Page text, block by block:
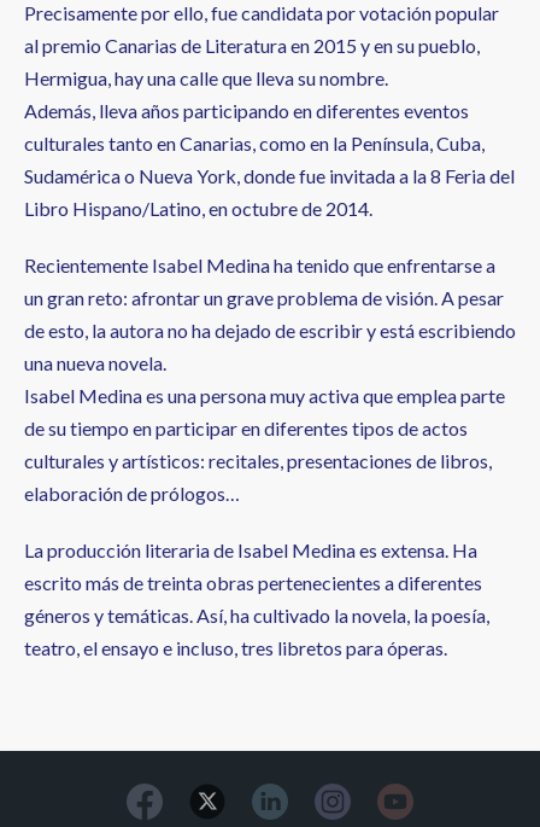
Precisamente por ello, fue candidata por votación popular
al premio Canarias de Literatura en 2015 y en su pueblo,
Hermigua, hay una calle que lleva su nombre.
Además, lleva años participando en diferentes eventos
culturales tanto en Canarias, como en la Península, Cuba,
Sudamérica o Nueva York, donde fue invitada a la 8 Feria del
Libro Hispano/Latino, en octubre de 2014.
Recientemente Isabel Medina ha tenido que enfrentarse a
un gran reto: afrontar un grave problema de visión. A pesar
de esto, la autora no ha dejado de escribir y está escribiendo
una nueva novela.
Isabel Medina es una persona muy activa que emplea parte
de su tiempo en participar en diferentes tipos de actos
culturales y artísticos: recitales, presentaciones de libros,
elaboración de prólogos…
La producción literaria de Isabel Medina es extensa. Ha
escrito más de treinta obras pertenecientes a diferentes
géneros y temáticas. Así, ha cultivado la novela, la poesía,
teatro, el ensayo e incluso, tres libretos para óperas.